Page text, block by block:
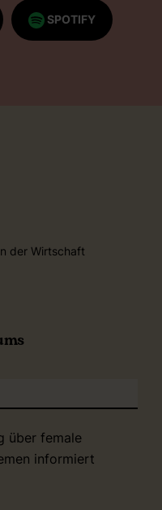
SPOTIFY
der Wirtschaft
über female
informiert